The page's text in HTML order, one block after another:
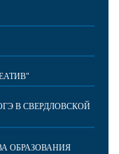
В СВЕРДЛОВСКОЙ
ОБРАЗОВАНИЯ